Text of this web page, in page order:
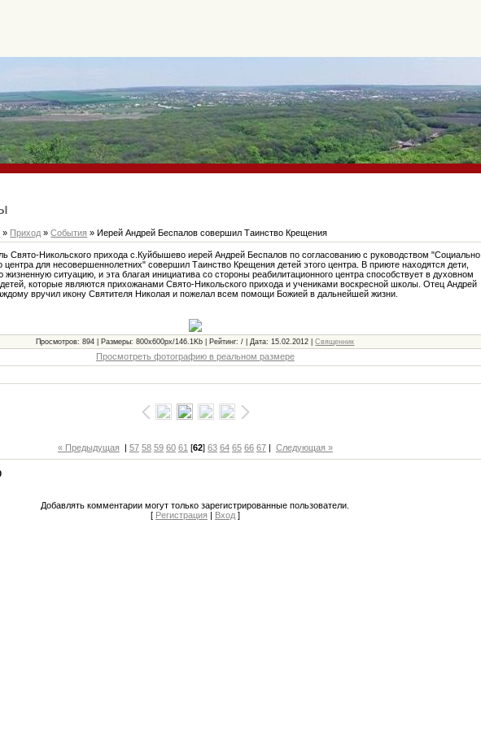
» Приход »События » Иерей Андрей Беспалов совершил Таинство Крещения
Свято-Никольского прихода с.Куйбышево иерей Андрей Беспалов по согласованию с руководством "Социально
центра для несовершеннолетних" совершил Таинство Крещения детей этого центра. В приюте находятся дети,
ситуацию, и эта благая инициатива со стороны реабилитационного центра способствует в духовном
которые являются прихожанами Свято-Никольского прихода и учениками воскресной школы. Отец Андрей
вручил икону Святителя Николая и пожелал всем помощи Божией в дальнейшей жизни.
Просмотров: 894 | Размеры: 800x600px/146.1Kb | Рейтинг: / | Дата: 15.02.2012 |Священник
Просмотреть фотографию в реальном размере
« Предыдущая | 57 58 59 60 61 [62] 63 64 65 66 67| Следующая »
Добавлять комментарии могут только зарегистрированные пользователи.
[ Регистрация Вход]